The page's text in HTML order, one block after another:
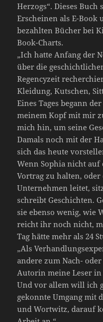
Herzogs“. Dieses Buch
Erscheinen als E-Book
bezahlten Bücher bei
Book-Charts.
„Ich hatte Anfang der
über die
Regencyzeit
Kleidung, Kutschen,
Eines Tages begann
meinem Kopf mit mir
mich hin, um seine
Damals noch mit der
sich das heute
Wenn Sophia nicht
Vortrag zu halten,
Unternehmen leitet,
schreibt Geschichten.
sie ebenso wenig, wie
reicht ihr noch nicht,
Tag hätte mehr als 24
„Als
andere zum Nach-
Autorin meine Leser
Und vor allem will ich
gekonnte Umgang mit
und Wortwitz, darauf